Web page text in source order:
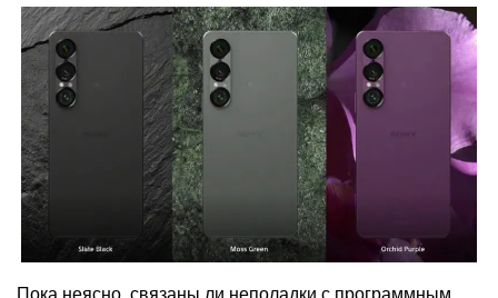
Пока неясно, связаны ли неполадки с программным